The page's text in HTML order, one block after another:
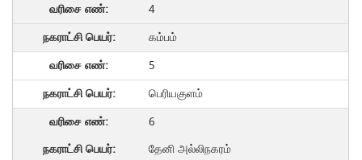
4
கம்பம்
5
பெரியகுளம்
6
தேனி அல்லிநகரம்